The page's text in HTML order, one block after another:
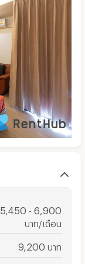
5,450 - 6,900
บาท/เดือน
9,200 บาท